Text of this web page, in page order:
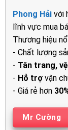
Phong Hảivới
lĩnh vực mua
Thương hiệu
- Chất lượng
- Tân trang,
- Hỗ trợvận
- Giá rẻ hơn
Mr Cường